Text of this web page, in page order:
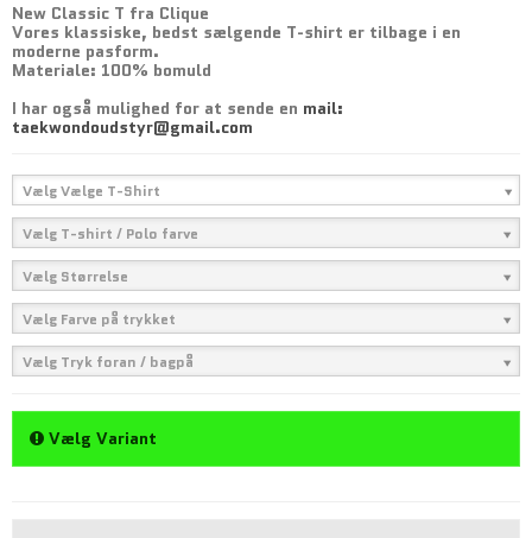
New Classic T fra Clique
Vores klassiske, bedst sælgende T-shirt er tilbage i en
moderne pasform.
Materiale: 100% bomuld
I har også mulighed for at sende en mail:
taekwondoudstyr@gmail.com
Vælg Vælge T-Shirt
Vælg T-shirt / Polo farve
Vælg Størrelse
Vælg Farve på trykket
Vælg Tryk foran / bagpå
Vælg Variant